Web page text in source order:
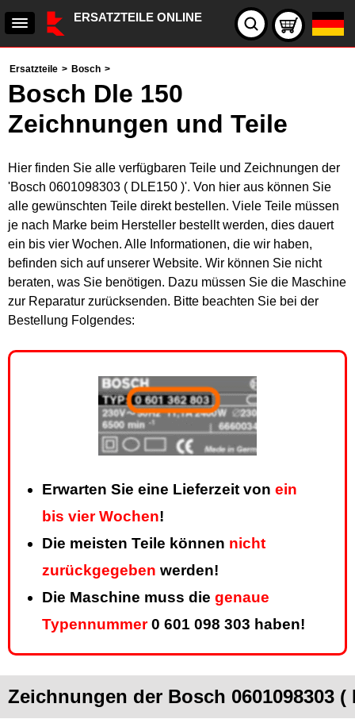
ERSATZTEILE ONLINE
Ersatzteile > Bosch >
Bosch Dle 150
Zeichnungen und Teile
Hier finden Sie alle verfügbaren Teile und Zeichnungen der
'Bosch 0601098303 ( DLE150 )'. Von hier aus können Sie
alle gewünschten Teile direkt bestellen. Viele Teile müssen
je nach Marke beim Hersteller bestellt werden, dies dauert
ein bis vier Wochen. Alle Informationen, die wir haben,
befinden sich auf unserer Website. Wir können Sie nicht
beraten, was Sie benötigen. Dazu müssen Sie die Maschine
zur Reparatur zurücksenden. Bitte beachten Sie bei der
Bestellung Folgendes:
Erwarten Sie eine Lieferzeit von ein
bis vier Wochen!
Die meisten Teile können nicht
zurückgegeben werden!
Die Maschine muss die genaue
Typennummer0 601 098 303 haben!
Zeichnungen der Bosch 0601098303 (